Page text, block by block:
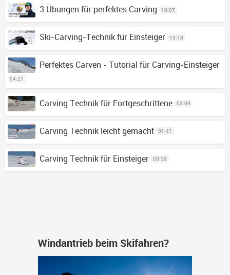
3 Übungen für perfektes Carving 10:07
Ski-Carving-Technik für Einsteiger 13:18
Perfektes Carven - Tutorial für Carving-Einsteiger
04:21
Carving Technik für Fortgeschrittene 03:09
Carving Technik leicht gemacht 01:41
Carving Technik für Einsteiger 03:39
Windantrieb beim Skifahren?